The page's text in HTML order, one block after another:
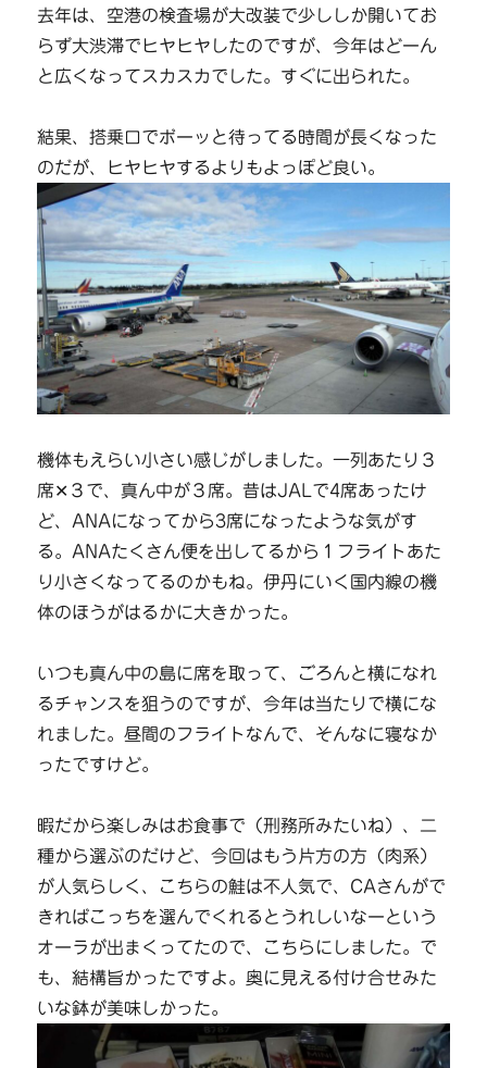
去年は、空港の検査場が大改装で少ししか開いてお
らず大渋滞でヒヤヒヤしたのですが、今年はどーん
と広くなってスカスカでした。すぐに出られた。
結果、搭乗口でボーッと待ってる時間が長くなった
のだが、ヒヤヒヤするよりもよっぽど良い。
機体もえらい小さい感じがしました。一列あたり３
席✕３で、真ん中が３席。昔はJALで4席あったけ
ど、ANAになってから3席になったような気がす
る。ANAたくさん便を出してるから１フライトあた
り小さくなってるのかもね。伊丹にいく国内線の機
体のほうがはるかに大きかった。
いつも真ん中の島に席を取って、ごろんと横になれ
るチャンスを狙うのですが、今年は当たりで横にな
れました。昼間のフライトなんで、そんなに寝なか
ったですけど。
暇だから楽しみはお食事で（刑務所みたいね）、二
種から選ぶのだけど、今回はもう片方の方（肉系）
が人気らしく、こちらの鮭は不人気で、CAさんがで
きればこっちを選んでくれるとうれしいなーという
オーラが出まくってたので、こちらにしました。で
も、結構旨かったですよ。奥に見える付け合せみた
いな鉢が美味しかった。